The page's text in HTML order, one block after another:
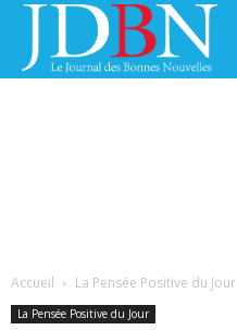
Accueil La Pensée Positive du Jour
La Pensée Positive du Jour